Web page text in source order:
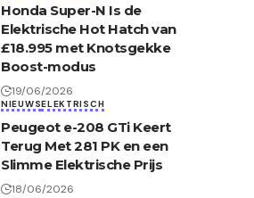
Honda Super-N Is de
Elektrische Hot Hatch van
£18.995 met Knotsgekke
Boost-modus
19/06/2026
NIEUWSELEKTRISCH
Peugeot e-208 GTi Keert
Terug Met 281 PK en een
Slimme Elektrische Prijs
18/06/2026